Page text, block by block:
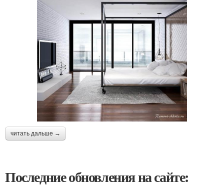
читать дальше →
Последние обновления на сайте: